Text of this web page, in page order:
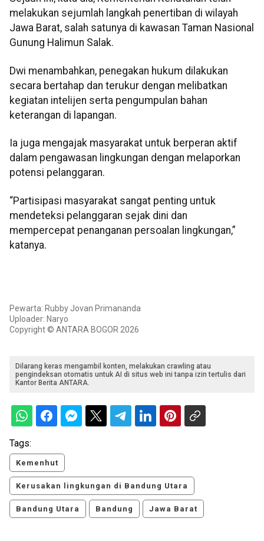
melakukan sejumlah langkah penertiban di wilayah
Jawa Barat, salah satunya di kawasan Taman Nasional
Gunung Halimun Salak.
Dwi menambahkan, penegakan hukum dilakukan
secara bertahap dan terukur dengan melibatkan
kegiatan intelijen serta pengumpulan bahan
keterangan di lapangan.
Ia juga mengajak masyarakat untuk berperan aktif
dalam pengawasan lingkungan dengan melaporkan
potensi pelanggaran.
“Partisipasi masyarakat sangat penting untuk
mendeteksi pelanggaran sejak dini dan
mempercepat penanganan persoalan lingkungan,”
katanya.
Pewarta: Rubby Jovan Primananda
Uploader: Naryo
Copyright © ANTARA BOGOR 2026
Dilarang keras mengambil konten, melakukan crawling atau
pengindeksan otomatis untuk AI di situs web ini tanpa izin tertulis dari
Kantor Berita ANTARA.
Tags:
Kemenhut
Kerusakan lingkungan di Bandung Utara
Bandung Utara Bandung Jawa Barat